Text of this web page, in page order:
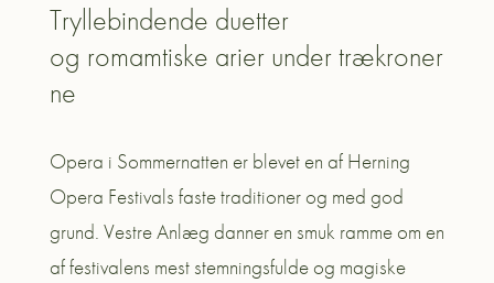
Tryllebindende duetter
og romamtiske arierundertrækroner
ne
Opera i Sommernatten er blevet en af Herning
Opera Festivals faste traditioner og med god
grund. Vestre Anlæg danner en smuk ramme om en
af festivalens mest stemningsfulde og magiske